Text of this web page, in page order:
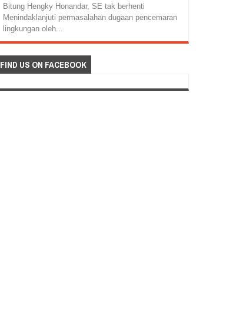
Bitung Hengky Honandar, SE tak berhenti
Menindaklanjuti permasalahan dugaan pencemaran
lingkungan oleh...
FIND US ON FACEBOOK